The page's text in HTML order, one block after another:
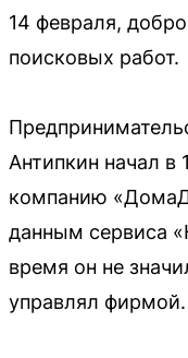
14 февраля,
поисковых работ.
Антипкин начал в
компанию
данным сервиса
время он не
управлял фирмой.